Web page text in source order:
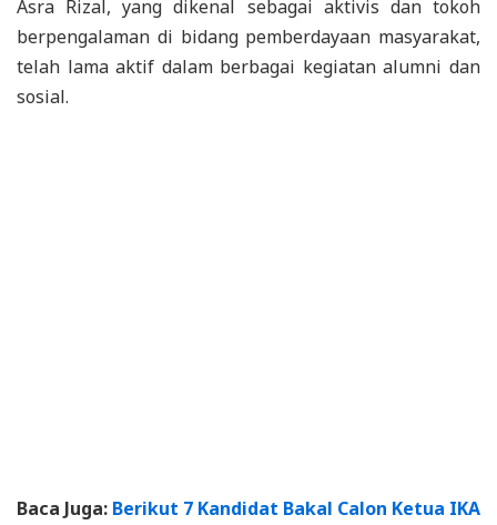
Asra Rizal, yang dikenal sebagai aktivis dan tokoh
berpengalaman di bidang pemberdayaan masyarakat,
telah lama aktif dalam berbagai kegiatan alumni dan
sosial.
Baca Juga: Berikut 7 Kandidat Bakal Calon Ketua IKA